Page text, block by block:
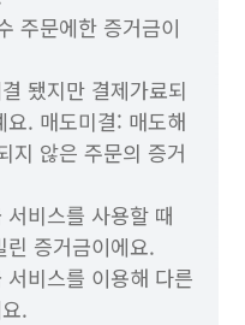
주문에한 증거금이
됐지만 결제가료되
. 매도미결: 매도해
지 않은 주문의 증거
비스를 사용할 때
증거금이에요.
비스를 이용해 다른
.